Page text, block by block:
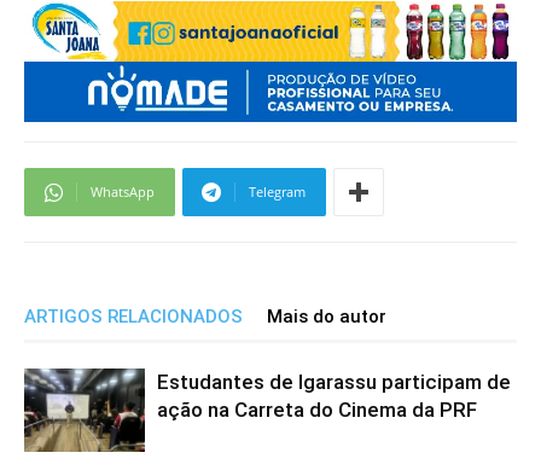
WhatsApp Telegram
ARTIGOS RELACIONADOS Mais do autor
Estudantes de Igarassu participam de
ação na Carreta do Cinema da PRF